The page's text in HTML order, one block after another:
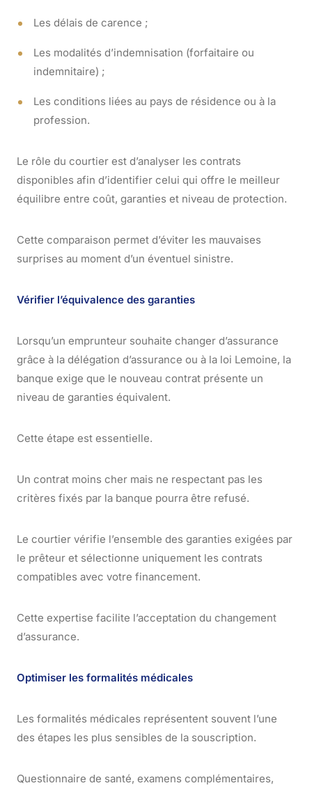
Les délais de carence ;
Les modalités d’indemnisation (forfaitaire ou
indemnitaire) ;
Les conditions liées au pays de résidence ou à la
profession.
Le rôle du courtier est d’analyser les contrats
disponibles afin d’identifier celui qui offre le meilleur
équilibre entre coût, garanties et niveau de protection.
Cette comparaison permet d’éviter les mauvaises
surprises au moment d’un éventuel sinistre.
Vérifier l’équivalence des garanties
Lorsqu’un emprunteur souhaite changer d’assurance
grâce à la délégation d’assurance ou à la loi Lemoine, la
banque exige que le nouveau contrat présente un
niveau de garanties équivalent.
Cette étape est essentielle.
Un contrat moins cher mais ne respectant pas les
critères fixés par la banque pourra être refusé.
Le courtier vérifie l’ensemble des garanties exigées par
le prêteur et sélectionne uniquement les contrats
compatibles avec votre financement.
Cette expertise facilite l’acceptation du changement
d’assurance.
Optimiser les formalités médicales
Les formalités médicales représentent souvent l’une
des étapes les plus sensibles de la souscription.
Questionnaire de santé, examens complémentaires,